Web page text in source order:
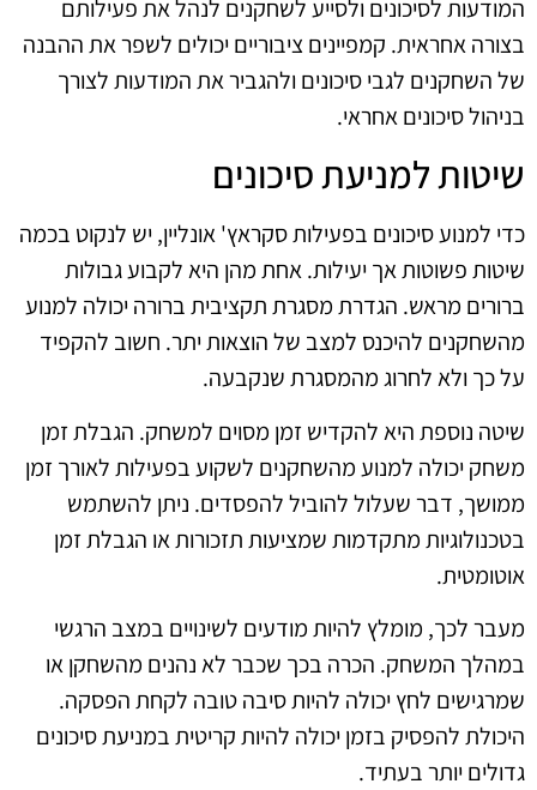
המודעות לסיכונים ולסייע לשחקנים לנהל את פעילותם
בצורה אחראית. קמפיינים ציבוריים יכולים לשפר את ההבנה
של השחקנים לגבי סיכונים ולהגביר את המודעות לצורך
בניהול סיכונים אחראי.
שיטות למניעת סיכונים
כדי למנוע סיכונים בפעילות סקראץ' אונליין, יש לנקוט בכמה
שיטות פשוטות אך יעילות. אחת מהן היא לקבוע גבולות
ברורים מראש. הגדרת מסגרת תקציבית ברורה יכולה למנוע
מהשחקנים להיכנס למצב של הוצאות יתר. חשוב להקפיד
על כך ולא לחרוג מהמסגרת שנקבעה.
שיטה נוספת היא להקדיש זמן מסוים למשחק. הגבלת זמן
משחק יכולה למנוע מהשחקנים לשקוע בפעילות לאורך זמן
ממושך, דבר שעלול להוביל להפסדים. ניתן להשתמש
בטכנולוגיות מתקדמות שמציעות תזכורות או הגבלת זמן
אוטומטית.
מעבר לכך, מומלץ להיות מודעים לשינויים במצב הרגשי
במהלך המשחק. הכרה בכך שכבר לא נהנים מהשחקן או
שמרגישים לחץ יכולה להיות סיבה טובה לקחת הפסקה.
היכולת להפסיק בזמן יכולה להיות קריטית במניעת סיכונים
גדולים יותר בעתיד.